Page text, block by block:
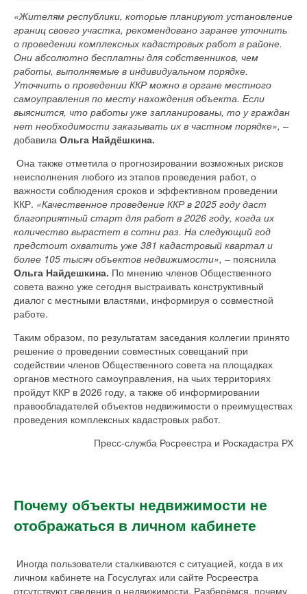
«Жителям республики, которые планируют установление
границ своего участка, рекомендовано заранее уточнить
о проведении комплексных кадастровых работ в районе.
Они абсолютно бесплатны для собственников, чем
работы, выполняемые в индивидуальном порядке.
Уточнить о проведении ККР можно в органе местного
самоуправления по месту нахождения объекта. Если
выяснится, что работы уже запланированы, то у граждан
нет необходимости заказывать их в частном порядке», –
добавила Ольга Найдёшкина.
Она также отметила о прогнозировании возможных рисков
неисполнения любого из этапов проведения работ, о
важности соблюдения сроков и эффективном проведении
ККР. «Качественное проведение ККР в 2025 году даст
благоприятный старт для работ в 2026 году, когда их
количество вырастет в сотни раз. На следующий год
предстоит охватить уже 381 кадастровый квартал и
более 105 тысяч объектов недвижимости», – пояснила
Ольга Найдешкина. По мнению членов Общественного
совета важно уже сегодня выстраивать конструктивный
диалог с местными властями, информируя о совместной
работе.
Таким образом, по результатам заседания коллегии принято
решение о проведении совместных совещаний при
содействии членов Общественного совета на площадках
органов местного самоуправления, на чьих территориях
пройдут ККР в 2026 году, а также об информировании
правообладателей объектов недвижимости о преимуществах
проведения комплексных кадастровых работ.
Пресс-служба Росреестра и Роскадастра РХ
Почему объекты недвижимости не
отображаться в личном кабинете
Иногда пользователи сталкиваются с ситуацией, когда в их
личном кабинете на Госуслугах или сайте Росреестра
отсутствуют сведения о недвижимости. Разберёмся, почему